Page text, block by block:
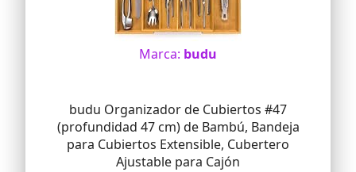
Marca: budu
budu Organizador de Cubiertos #47
(profundidad 47 cm) de Bambú, Bandeja
para Cubiertos Extensible, Cubertero
Ajustable para Cajón